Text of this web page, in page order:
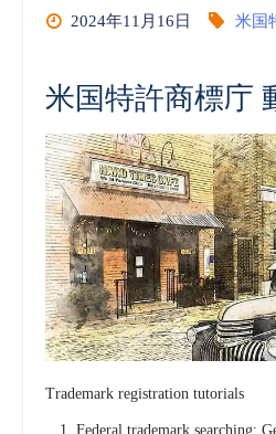
2024年11月16日 米国
米国特許商標庁
Trademark registration tutorials
Federal trademark searching: